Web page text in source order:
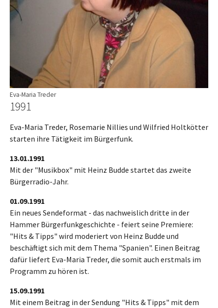
Eva-Maria Treder
1991
Eva-Maria Treder, Rosemarie Nillies und Wilfried Holtkötter
starten ihre Tätigkeit im Bürgerfunk.
13.01.1991
Mit der "Musikbox" mit Heinz Budde startet das zweite
Bürgerradio-Jahr.
01.09.1991
Ein neues Sendeformat - das nachweislich dritte in der
Hammer Bürgerfunkgeschichte - feiert seine Premiere:
"Hits & Tipps" wird moderiert von Heinz Budde und
beschäftigt sich mit dem Thema "Spanien". Einen Beitrag
dafür liefert Eva-Maria Treder, die somit auch erstmals im
Programm zu hören ist.
15.09.1991
Mit einem Beitrag in der Sendung "Hits & Tipps" mit dem